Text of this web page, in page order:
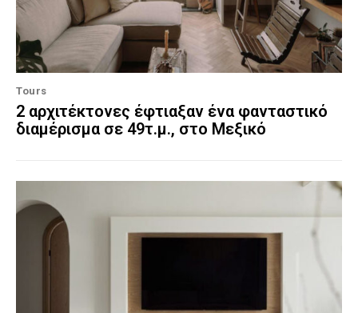
Tours
2 αρχιτέκτονες έφτιαξαν ένα φανταστικό
διαμέρισμα σε 49τ.μ., στο Μεξικό